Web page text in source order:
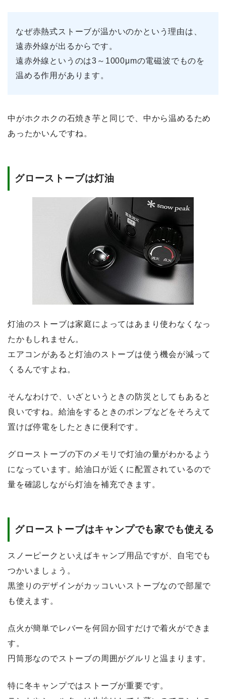
なぜ赤熱式ストーブが温かいのかという理由は、
遠赤外線が出るからです。
遠赤外線というのは3～1000μmの電磁波でものを
温める作用があります。
中がホクホクの石焼き芋と同じで、中から温めるため
あったかいんですね。
グローストーブは灯油
灯油のストーブは家庭によってはあまり使わなくなっ
たかもしれません。
エアコンがあると灯油のストーブは使う機会が減って
くるんですよね。
そんなわけで、いざというときの防災としてもあると
良いですね。給油をするときのポンプなどをそろえて
置けば停電をしたときに便利です。
グローストーブの下のメモリで灯油の量がわかるよう
になっています。給油口が近くに配置されているので
量を確認しながら灯油を補充できます 。
グローストーブはキャンプでも家でも使える
スノーピークといえばキャンプ用品ですが、自宅でも
つかいましょう。
黒塗りのデザインがカッコいいストーブなので部屋で
も使えます。
点火が簡単でレバーを何回か回すだけで着火ができま
す。
円筒形なのでストーブの周囲がグルリと温まります。
特に冬キャンプではストーブが重要です。